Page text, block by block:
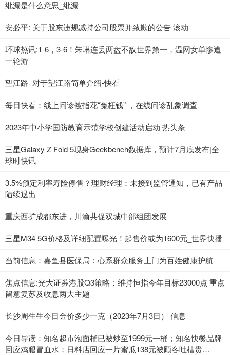
纰漏是什么意思_纰漏
安必平: 关于股东违规减持公司股票并致歉的公告 滚动
环球热讯:1-6，3-6！朱琳连丢两盘不敌世界第一，温网女单惨遭
一轮游
望江路_对于望江路简单介绍-快看
每日快看：线上问诊被指花“冤枉钱” ，在线问诊乱象调查
2023年中小学国防教育示范学校创建活动启动 热头条
三星Galaxy Z Fold 5现身Geekbench数据库，预计7月底发布|全
球时快讯
3.5%预定利率寿险停售？理财经理：未接到监管通知，已有产品
陆续退出
重庆西扩成都东进，川渝共促双城中部组团发展
三星M34 5G价格及详细配置曝光！起售价或为1600元_世界快播
当前信息：嘉鱼县医保局：心系群众服务上门为百姓健康护航
焦点信息:光大证券港股Q3策略：维持恒指今年目标23000点 重点
留意复苏及收息两大主题
长沙周生生今日金价多少一克（2023年7月3日） 信息
今日导读：知名超市泡面桶已被炒至1999元一桶；知名快餐品牌
回应鸡腿冒血水；日料店回应一片蜜瓜138元被顾客吐槽贵